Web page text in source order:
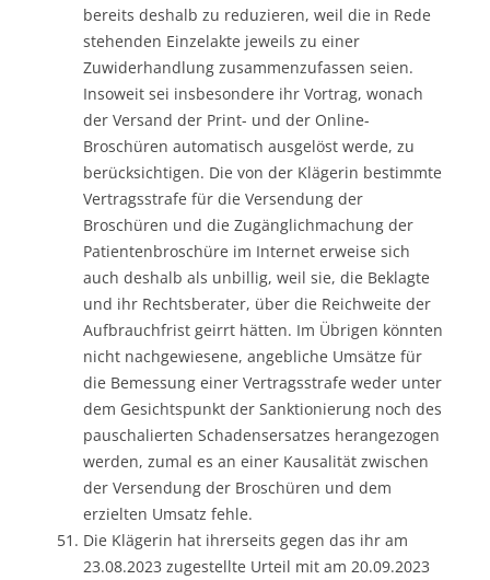
bereits deshalb zu reduzieren, weil die in Rede
stehenden Einzelakte jeweils zu einer
Zuwiderhandlung zusammenzufassen seien.
Insoweit sei insbesondere ihr Vortrag, wonach
der Versand der Print- und der Online-
Broschüren automatisch ausgelöst werde, zu
berücksichtigen. Die von der Klägerin bestimmte
Vertragsstrafe für die Versendung der
Broschüren und die Zugänglichmachung der
Patientenbroschüre im Internet erweise sich
auch deshalb als unbillig, weil sie, die Beklagte
und ihr Rechtsberater, über die Reichweite der
Aufbrauchfrist geirrt hätten. Im Übrigen könnten
nicht nachgewiesene, angebliche Umsätze für
die Bemessung einer Vertragsstrafe weder unter
dem Gesichtspunkt der Sanktionierung noch des
pauschalierten Schadensersatzes herangezogen
werden, zumal es an einer Kausalität zwischen
der Versendung der Broschüren und dem
erzielten Umsatz fehle.
Die Klägerin hat ihrerseits gegen das ihr am
23.08.2023 zugestellte Urteil mit am 20.09.2023